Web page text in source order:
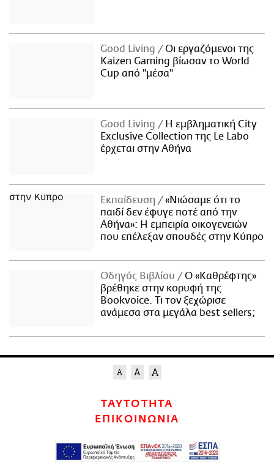
Good Living
Οι εργαζόμενοι της
Kaizen Gaming βίωσαν το World
Cup από "μέσα"
Good Living
Η εμβληματική City
Exclusive Collection της Le Labo
έρχεται στην Αθήνα
Εκπαίδευση
«Νιώσαμε ότι το
παιδί δεν έφυγε ποτέ από την
Αθήνα»: Η εμπειρία οικογενειών
που επέλεξαν σπουδές στην Κύπρο
Οδηγός Βιβλίου
Ο «Καθρέφτης»
βρέθηκε στην κορυφή της
Bookvoice. Τι τον ξεχώρισε
ανάμεσα στα μεγάλα best sellers;
ΤΑΥΤΟΤΗΤΑ
ΕΠΙΚΟΙΝΩΝΙΑ